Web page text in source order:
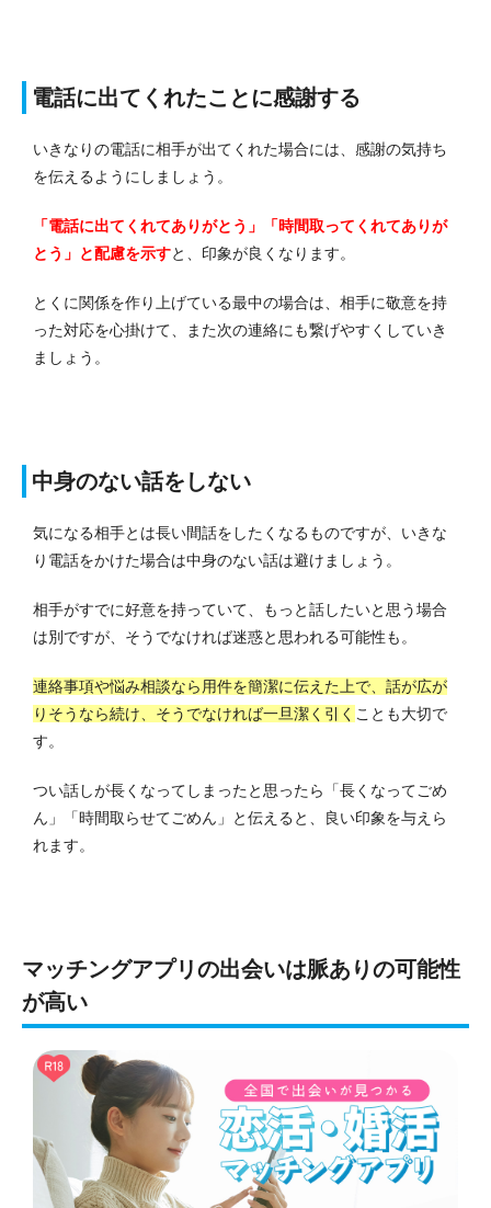
電話に出てくれたことに感謝する
いきなりの電話に相手が出てくれた場合には、感謝の気持ち
を伝えるようにしましょう。
「電話に出てくれてありがとう」「時間取ってくれてありが
とう」と配慮を示すと、印象が良くなります。
とくに関係を作り上げている最中の場合は、相手に敬意を持
った対応を心掛けて、また次の連絡にも繋げやすくしていき
ましょう。
中身のない話をしない
気になる相手とは長い間話をしたくなるものですが、いきな
り電話をかけた場合は中身のない話は避けましょう。
相手がすでに好意を持っていて、もっと話したいと思う場合
は別ですが、そうでなければ迷惑と思われる可能性も。
連絡事項や悩み相談なら用件を簡潔に伝えた上で、話が広が
りそうなら続け、そうでなければ一旦潔く引く ことも大切で
す。
つい話しが長くなってしまったと思ったら「長くなってごめ
ん」「時間取らせてごめん」と伝えると、良い印象を与えら
れます。
マッチングアプリの出会いは脈ありの可能性
が高い